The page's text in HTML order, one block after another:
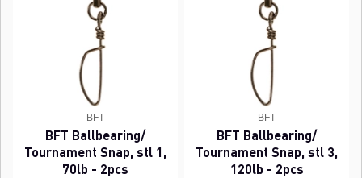
BFT
BFT Ballbearing/
Tournament Snap, stl 1,
70lb - 2pcs
BFT
BFT Ballbearing/
Tournament Snap, stl 3,
120lb - 2pcs